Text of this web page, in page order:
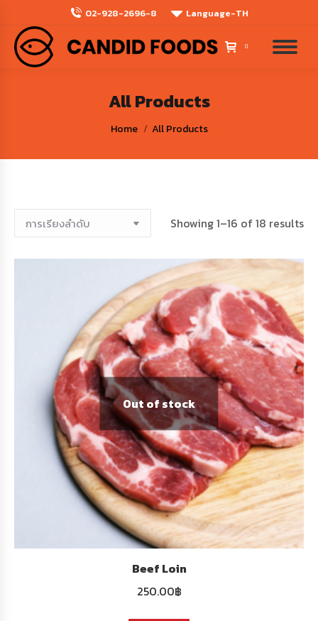
02-928-2696-8 Language-TH
0
All Products
You are here:
Home All Products
Showing 1–16 of 18 results
Out of stock
Beef Loin
250.00฿